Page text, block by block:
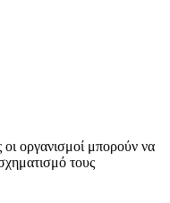
οργανισμοί μπορούν να
τους